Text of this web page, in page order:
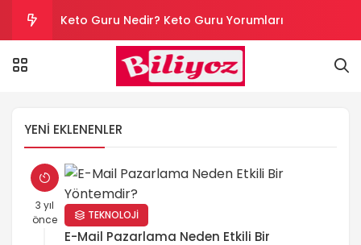
Keto Guru Nedir? Keto Guru Yorumları
Karındaki Selülitler Nasıl Gider? Göbek Selüliti
Yorumları
Evde Hızlı Kilo Vermek İçin Yapılması Gerekenler
YENI EKLENENLER
3 yıl
önce
TEKNOLOJİ
E-Mail Pazarlama Neden Etkili Bir